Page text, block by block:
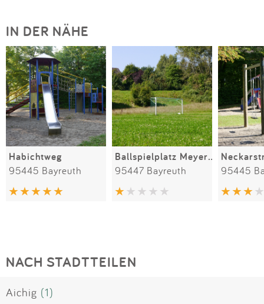
IN DER NÄHE
Habichtweg
95445 Bayreuth
Ballspielplatz Meyernberg
95447 Bayreuth 95445
NACH STADTTEILEN
Aichig (1)